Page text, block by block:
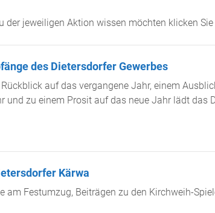
der jeweiligen Aktion wissen möchten klicken
des Dietersdorfer Gewerbes
auf das vergangene Jahr, einem
und zu einem Prosit auf das neue Jahr lädt das
Kärwa
am Festumzug, Beiträgen zu den Kirchweih-